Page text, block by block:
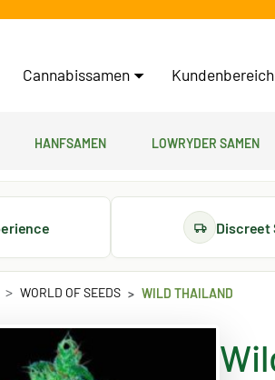
Cannabissamen
Hanfsamen Lowryder Samen
Discreet
WORLD OF SEEDS WILD THAILAND